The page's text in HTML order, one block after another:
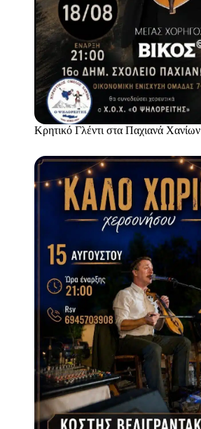
Κρητικό Γλέντι στα Παχιανά Χανίων